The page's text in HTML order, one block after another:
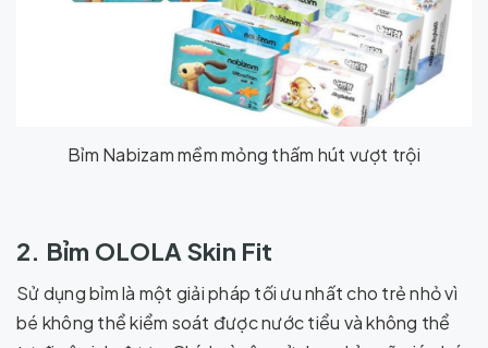
Bỉm Nabizam mềm mỏng thấm hút vượt trội
2. Bỉm OLOLA Skin Fit
Sử dụng bỉm là một giải pháp tối ưu nhất cho trẻ nhỏ vì
bé không thể kiểm soát được nước tiểu và không thể